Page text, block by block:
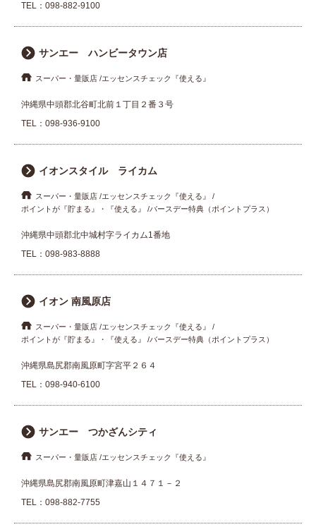
TEL： 098-882-9100
サンエー ハンビータウン店
スーパー・量販店 エッセンスチェック『使える』
沖縄県中頭郡北谷町北前１丁目２番３号
TEL： 098-936-9100
イオンスタイル ライカム
スーパー・量販店 エッセンスチェック『使える』
ポイントが『貯まる』・『使える』
バースデー特典（ポイントプラス）
沖縄県中頭郡北中城村字ライカム1番地
TEL： 098-983-8888
イオン 南風原店
スーパー・量販店 エッセンスチェック『使える』
ポイントが『貯まる』・『使える』
バースデー特典（ポイントプラス）
沖縄県島尻郡南風原町字宮平２６４
TEL： 098-940-6100
サンエー つかざんシティ
スーパー・量販店 エッセンスチェック『使える』
沖縄県島尻郡南風原町津嘉山１４７１－２
TEL： 098-882-7755